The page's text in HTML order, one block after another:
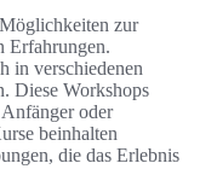
zur
Erfahrungen.
in verschiedenen
Diese Workshops
oder
beinhalten
die das Erlebnis